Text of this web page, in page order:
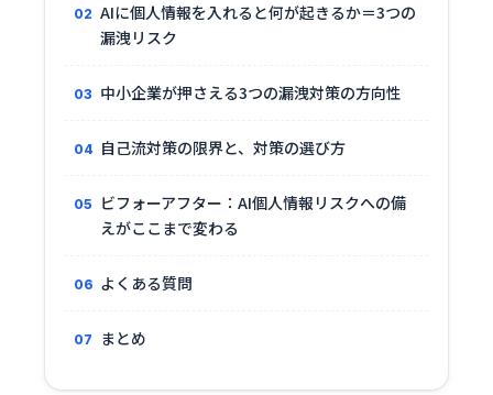
AIに個人情報を入れると何が起きるか＝3つの
漏洩リスク
中小企業が押さえる3つの漏洩対策の方向性
自己流対策の限界と、対策の選び方
ビフォーアフター：AI個人情報リスクへの備
えがここまで変わる
よくある質問
まとめ